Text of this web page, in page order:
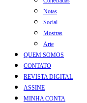
Notas
Social
Mostras
Arte
QUEM SOMOS
CONTATO
REVISTA DIGITAL
ASSINE
MINHA CONTA